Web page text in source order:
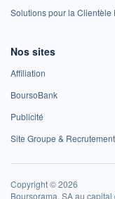
Solutions pour la Clientèle
Nos sites
Affiliation
BoursoBank
Publicité
Site Groupe & Recrutement
Copyright © 2026
Boursorama, SA au